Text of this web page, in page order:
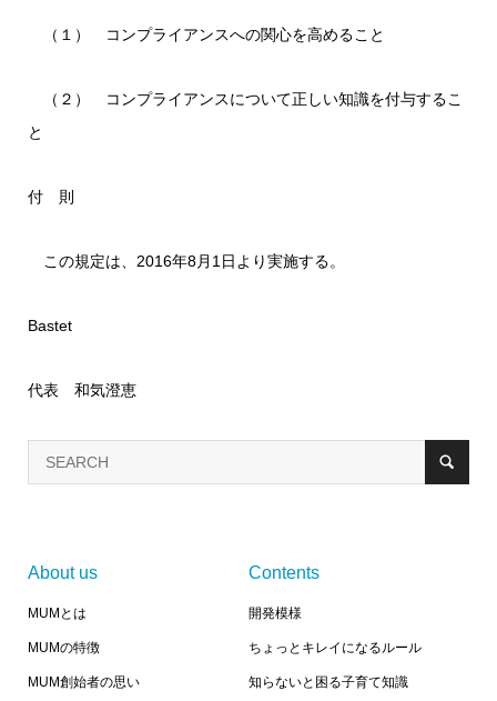
（１） コンプライアンスへの関心を高めること
（２） コンプライアンスについて正しい知識を付与するこ
と
付 則
この規定は、2016年8月1日より実施する。
Bastet
代表 和気澄恵
About us
MUMとは
MUMの特徴
MUM創始者の思い
Contents
開発模様
ちょっとキレイになるルール
知らないと困る子育て知識